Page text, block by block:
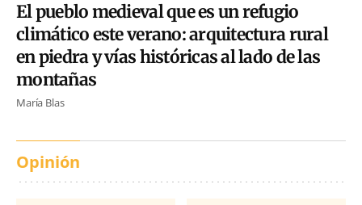
El pueblo medieval que es un refugio
climático este verano: arquitectura rural
en piedra y vías históricas al lado de las
montañas
María Blas
Opinión